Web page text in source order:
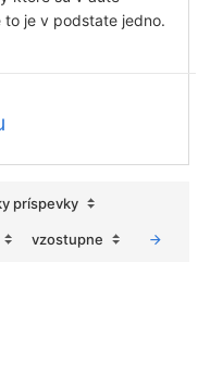
to je v podstate jedno.
príspevky
vzostupne